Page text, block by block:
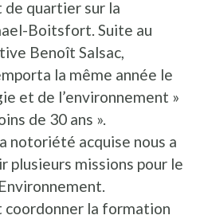
de quartier sur la
Boitsfort. Suite au
Benoît Salsac,
la même année le
et de l’environnement »
de 30 ans ».
notoriété acquise nous a
plusieurs missions pour le
coordonner la formation